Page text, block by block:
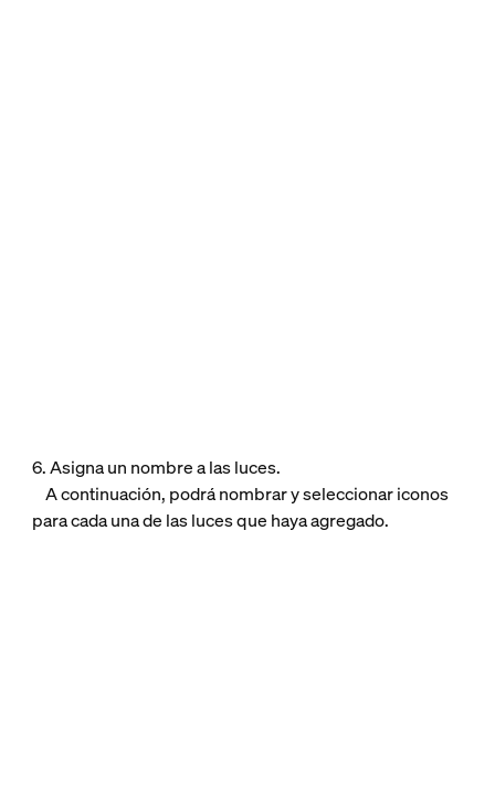
6. Asigna un nombre a las luces.
A continuación, podrá nombrar y seleccionar iconos
para cada una de las luces que haya agregado.